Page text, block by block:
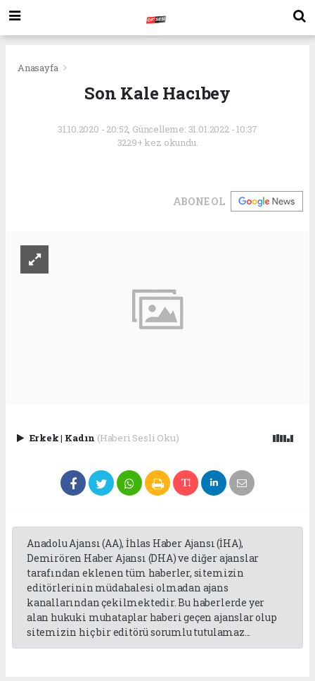
Anasayfa
Son Kale Hacıbey
31.10.2020 - 20:52, Güncelleme: 31.01.2022 - 10:37
3229+ kez okundu.
ABONE OL
Erkek| Kadın (Haberi Sesli Oku)
Anadolu Ajansı (AA), İhlas Haber Ajansı (İHA),
Demirören Haber Ajansı (DHA) ve diğer ajanslar
tarafından eklenen tüm haberler, sitemizin
editörlerinin müdahalesi olmadan ajans
kanallarından çekilmektedir. Bu haberlerde yer
alan hukuki muhataplar haberi geçen ajanslar olup
sitemizin hiç bir editörü sorumlu tutulamaz...